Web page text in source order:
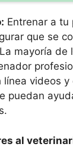
Entrenar a tu
que se
mayoría de
línea videos y
puedan
al